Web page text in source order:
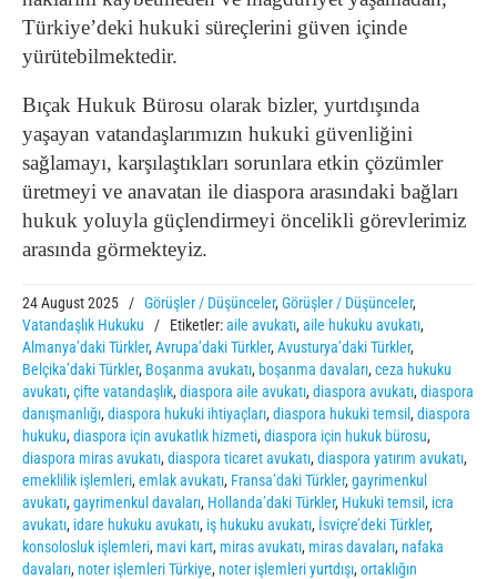
Türkiye’deki hukuki süreçlerini güven içinde
yürütebilmektedir.
Bıçak Hukuk Bürosu olarak bizler, yurtdışında
yaşayan vatandaşlarımızın hukuki güvenliğini
sağlamayı, karşılaştıkları sorunlara etkin çözümler
üretmeyi ve anavatan ile diaspora arasındaki bağları
hukuk yoluyla güçlendirmeyi öncelikli görevlerimiz
arasında görmekteyiz.
24 August 2025 / Görüşler / Düşünceler, Görüşler / Düşünceler,
Vatandaşlık Hukuku
/ Etiketler:aile avukatı, aile hukuku avukatı,
Almanya’daki Türkler, Avrupa’daki Türkler, Avusturya’daki Türkler,
Belçika’daki Türkler, Boşanma avukatı, boşanma davaları, ceza hukuku
avukatı, çifte vatandaşlık, diaspora aile avukatı, diaspora avukatı, diaspora
danışmanlığı, diaspora hukuki ihtiyaçları, diaspora hukuki temsil, diaspora
hukuku, diaspora için avukatlık hizmeti, diaspora için hukuk bürosu,
diaspora miras avukatı, diaspora ticaret avukatı, diaspora yatırım avukatı,
emeklilik işlemleri, emlak avukatı, Fransa’daki Türkler, gayrimenkul
avukatı, gayrimenkul davaları, Hollanda’daki Türkler, Hukuki temsil, icra
avukatı, idare hukuku avukatı, iş hukuku avukatı, İsviçre’deki Türkler,
konsolosluk işlemleri, mavi kart, miras avukatı, miras davaları, nafaka
davaları, noter işlemleri Türkiye, noter işlemleri yurtdışı, ortaklığın